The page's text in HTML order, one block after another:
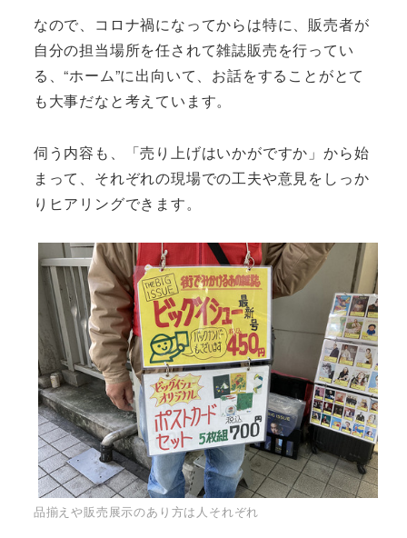
なので、コロナ禍になってからは特に、販売者が
自分の担当場所を任されて雑誌販売を行ってい
る、“ホーム”に出向いて、お話をすることがとて
も大事だなと考えています。
伺う内容も、「売り上げはいかがですか」から始
まって、それぞれの現場での工夫や意見をしっか
りヒアリングできます。
品揃えや販売展示のあり方は人それぞれ